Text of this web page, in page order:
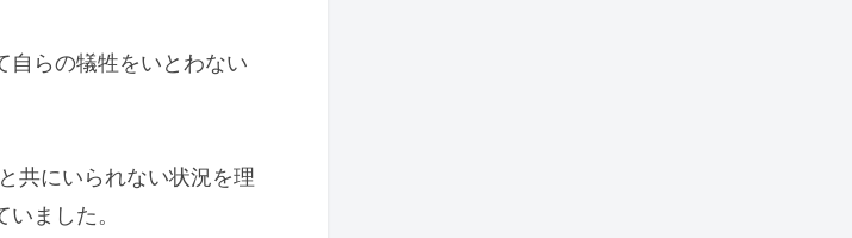
自らの犠牲をいとわない
共にいられない状況を理
ました。